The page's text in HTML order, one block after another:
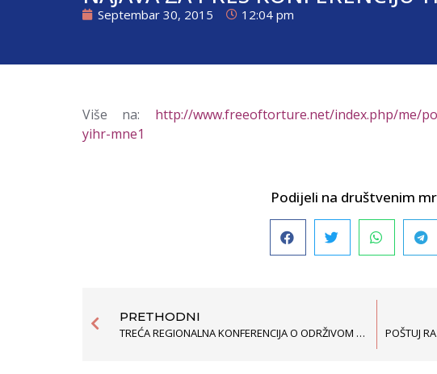
Septembar 30, 2015 12:04 pm
Više na: http://www.freeoftorture.net/index.php/me/
yihr-mne1
Podijeli na društvenim
PRETHODNI
TREĆA REGIONALNA KONFERENCIJA O ODRŽIVOM KORIŠĆENJU ENERGIJE